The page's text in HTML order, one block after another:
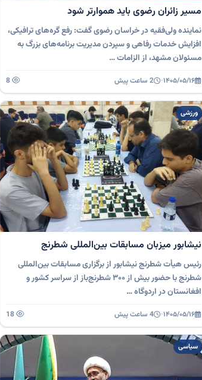
مسیر زائران رضوی باید هموارتر شود
نماینده ولی‌فقیه در خراسان رضوی گفت: رفع گره‌های ترافیکی،
افزایش خدمات رفاهی و سپردن مدیریت برنامه‌های بزرگ به
مسئولان مشهد، از الزامات …
۱۴۰۵/۰۵/۱۶· 2 ساعت پیش
ورزشی
نیشابور میزبان مسابقات بین‌المللی شطرنج
رئیس هیأت شطرنج نیشابور از برگزاری مسابقات بین‌المللی
شطرنج با حضور بیش از ۳۰۰ شطرنج‌باز از سراسر کشور و
افغانستان در اردوگاه …
۱۴۰۵/۰۵/۱۶· 4 ساعت پیش
سیاسی